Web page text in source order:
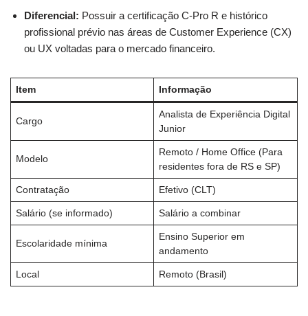
Diferencial: Possuir a certificação C-Pro R e histórico
profissional prévio nas áreas de Customer Experience (CX)
ou UX voltadas para o mercado financeiro.
Item Informação
Cargo
Analista de Experiência Digital
Junior
Modelo
Remoto / Home Office (Para
residentes fora de RS e SP)
Contratação Efetivo (CLT)
Salário (se informado) Salário a combinar
Escolaridade mínima
Ensino Superior em
andamento
Local Remoto (Brasil)